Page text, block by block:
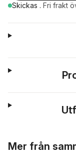
Skickas . Fri frakt
Mer från